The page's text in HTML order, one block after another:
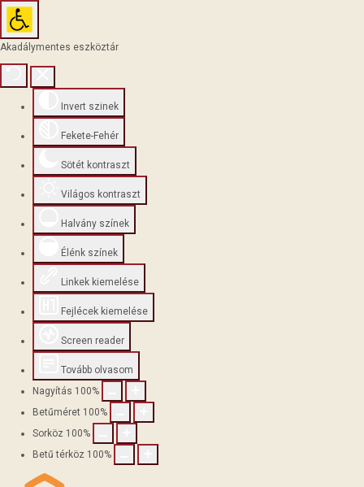
Akadálymentes eszköztár
Invert szinek
Fekete-Fehér
Sötét kontraszt
Világos kontraszt
Halvány színek
Élénk színek
Linkek kiemelése
Fejlécek kiemelése
Screen reader
Tovább olvasom
Nagyítás 100%
Betűméret 100%
Sorköz 100%
Betű térköz 100%